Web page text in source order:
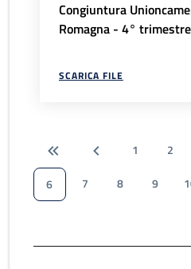
Congiuntura
Romagna - 4°
SCARICA FILE
1 2
6
7 8 9